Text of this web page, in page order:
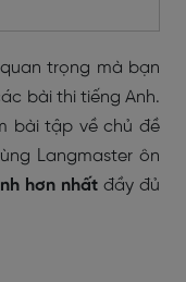
trọng mà bạn
bài thi tiếng Anh.
bài tập về chủ đề
Langmaster ôn
hơn nhất đầy đủ